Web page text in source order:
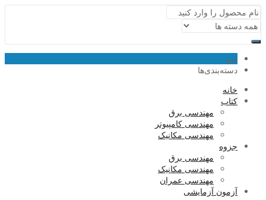
منو
دسته‌بندی‌ها
خانه
کتاب
مهندسی برق
مهندسی کامپیوتر
مهندسی مکانیک
جزوه
مهندسی برق
مهندسی مکانیک
مهندسی عمران
آزمون آزمایشی